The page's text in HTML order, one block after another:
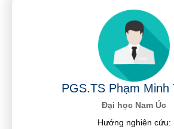
PGS.TS Phạm Minh
Đại học Nam Úc
Hướng nghiên cứu: